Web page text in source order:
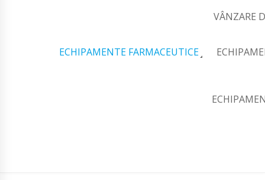
VÂNZARE
ECHIPAMENTE FARMACEUTICE